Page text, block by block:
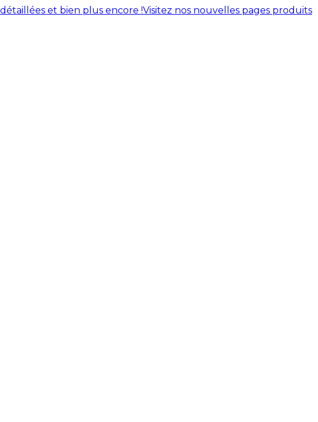
et bien plus encore !Visitez nos nouvelles pages produits